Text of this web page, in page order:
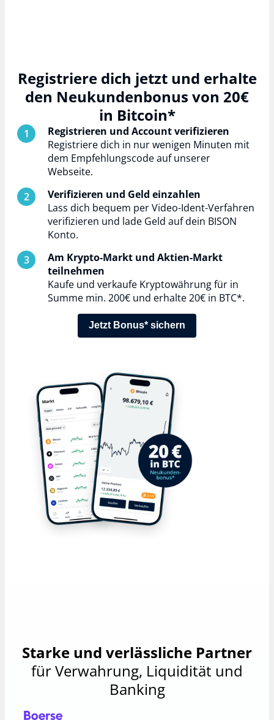
Registriere dich jetzt und erhalte
den Neukundenbonus von 20€
in Bitcoin*
Registrieren und Account verifizieren
Registriere dich in nur wenigen Minuten mit
dem Empfehlungscode auf unserer
Webseite.
Verifizieren und Geld einzahlen
Lass dich bequem per Video-Ident-Verfahren
verifizieren und lade Geld auf dein BISON
Konto.
Am Krypto-Markt und Aktien-Markt
teilnehmen
Kaufe und verkaufe Kryptowährung für in
Summe min. 200€ und erhalte 20€ in BTC*.
Jetzt Bonus* sichern
Starke und verlässliche Partner
für Verwahrung, Liquidität und
Banking